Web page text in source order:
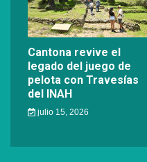
Cantona revive el
legado del juego de
pelota con Travesías
del INAH
julio 15, 2026